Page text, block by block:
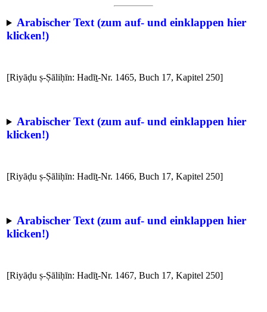
Arabischer Text (zum auf- und einklappen hier
klicken!)
[Riyāḍu ṣ-Ṣāliḥīn: Hadīṯ-Nr. 1465, Buch 17, Kapitel 250]
Arabischer Text (zum auf- und einklappen hier
klicken!)
[Riyāḍu ṣ-Ṣāliḥīn: Hadīṯ-Nr. 1466, Buch 17, Kapitel 250]
Arabischer Text (zum auf- und einklappen hier
klicken!)
[Riyāḍu ṣ-Ṣāliḥīn: Hadīṯ-Nr. 1467, Buch 17, Kapitel 250]